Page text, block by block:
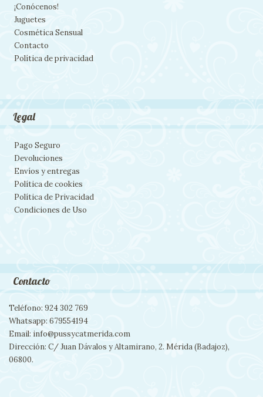
¡Conócenos!
Juguetes
Cosmética Sensual
Contacto
Política de privacidad
Legal
Pago Seguro
Devoluciones
Envíos y entregas
Política de cookies
Política de Privacidad
Condiciones de Uso
Contacto
Teléfono: 924 302 769
Whatsapp: 679554194
Email: info@pussycatmerida.com
Dirección: C/ Juan Dávalos y Altamirano, 2. Mérida (Badajoz),
06800.